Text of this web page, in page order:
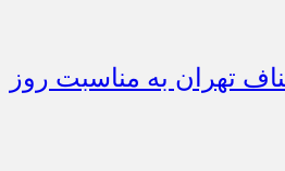
تهران به مناسبت روز